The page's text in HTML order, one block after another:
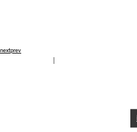
nextprev